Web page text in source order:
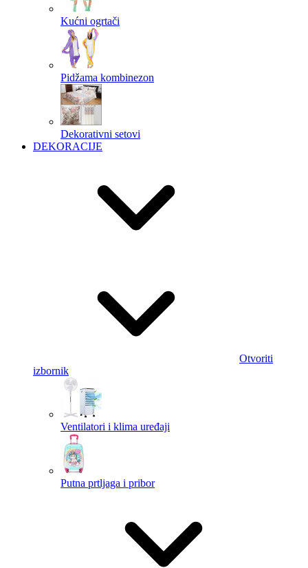
Kućni ogrtači
Pidžama kombinezon
Dekorativni setovi
DEKORACIJE
Otvoriti
izbornik
Ventilatori i klima uređaji
Putna prtljaga i pribor